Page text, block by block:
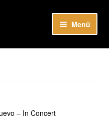
hören: Spotify
Menü
– In Concert